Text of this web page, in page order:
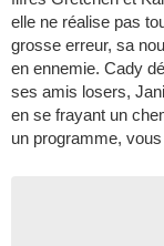
elle ne réalise pas
grosse erreur, sa
en ennemie. Cady
ses amis losers,
en se frayant un
un programme,